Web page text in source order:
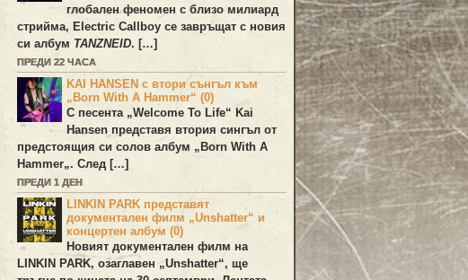
глобален феномен с близо милиард
стрийма, Electric Callboy се завръщат с новия
си албум TANZNEID. […]
ПРЕДИ 22 ЧАСА
KAI HANSEN с втори сънгъл към
„Born With A Hammer“ (0)
С песента „Welcome To Life“ Kai
Hansen представя втория сингъл от
предстоящия си солов албум „ Born With A
Hammer„. След […]
ПРЕДИ 1 ДЕН
LINKIN PARK представят
документален филм „Unshatter“ и
концертен албум (0)
Новият документален филм на
LINKIN PARK, озаглавен „Unshatter“, ще